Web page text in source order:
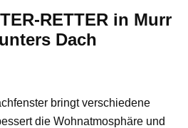
RETTER in Murr
Dach
bringt verschiedene
die Wohnatmosphäre und